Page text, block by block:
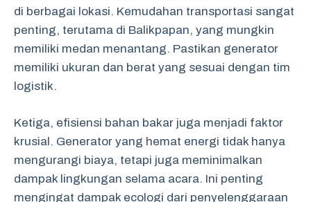
di berbagai lokasi. Kemudahan transportasi sangat
penting, terutama di Balikpapan, yang mungkin
memiliki medan menantang. Pastikan generator
memiliki ukuran dan berat yang sesuai dengan tim
logistik.
Ketiga, efisiensi bahan bakar juga menjadi faktor
krusial. Generator yang hemat energi tidak hanya
mengurangi biaya, tetapi juga meminimalkan
dampak lingkungan selama acara. Ini penting
mengingat dampak ecologi dari penyelenggaraan